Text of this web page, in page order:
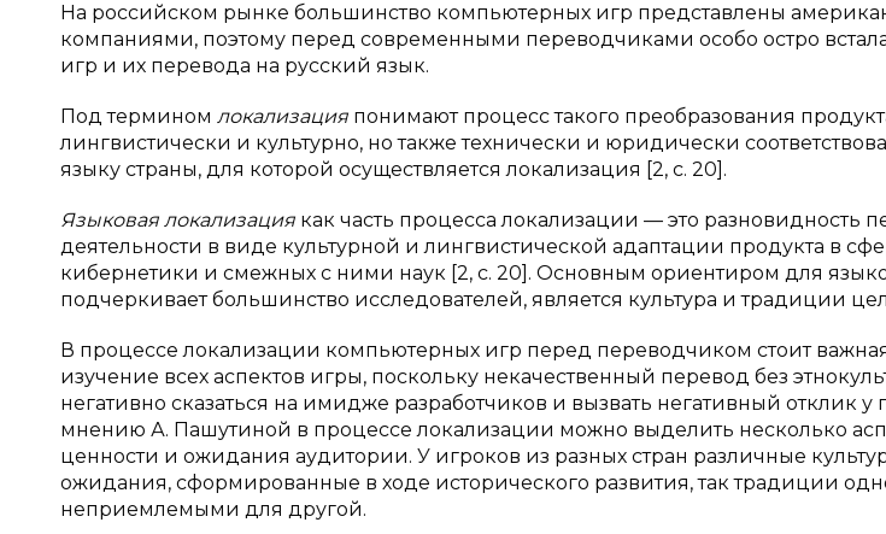
На российском рынке большинство компьютерных игр представлены
компаниями, поэтому перед современными переводчиками особо остро
игр и их перевода на русский язык.
Под термином локализация понимают процесс такого преобразования
лингвистически и культурно, но также технически и юридически
языку страны, для которой осуществляется локализация [2, c. 20].
Языковая локализация как часть процесса локализации — это разновидность
деятельности в виде культурной и лингвистической адаптации продукта в
кибернетики и смежных с ними наук [2, c. 20]. Основным ориентиром для
подчеркивает большинство исследователей, является культура и традиции
В процессе локализации компьютерных игр перед переводчиком стоит
изучение всех аспектов игры, поскольку некачественный перевод без
негативно сказаться на имидже разработчиков и вызвать негативный отклик у
мнению А. Пашутиной в процессе локализации можно выделить несколько
ценности и ожидания аудитории. У игроков из разных стран различные
ожидания, сформированные в ходе исторического развития, так традиции
неприемлемыми для другой.